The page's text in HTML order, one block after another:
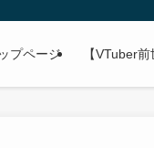
プページ 【VTuber